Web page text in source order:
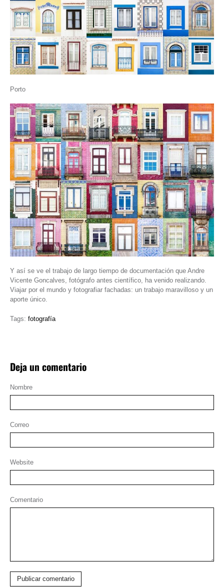
Porto
Y así se ve el trabajo de largo tiempo de documentación que Andre
Vicente Goncalves, fotógrafo antes científico, ha venido realizando.
Viajar por el mundo y fotografiar fachadas: un trabajo maravilloso y un
aporte único.
Tags: fotografía
Deja un comentario
Nombre
Correo
Website
Comentario
Publicar comentario